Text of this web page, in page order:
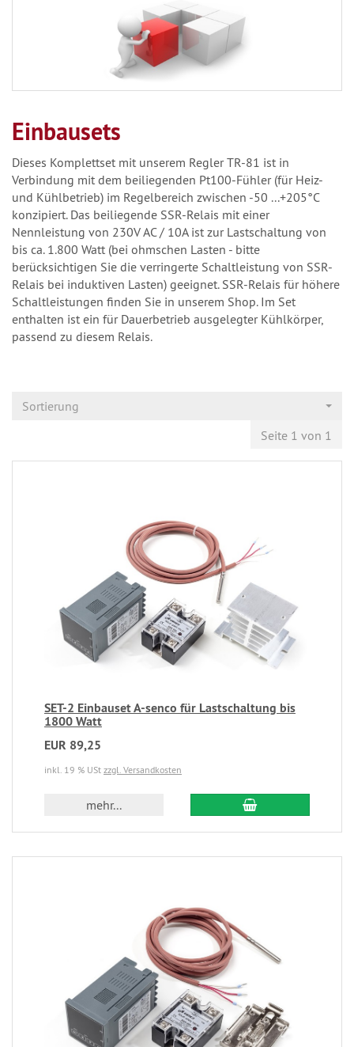
Einbausets
Dieses Komplettset mit unserem Regler TR-81 ist in
Verbindung mit dem beiliegenden Pt100-Fühler (für Heiz-
und Kühlbetrieb) im Regelbereich zwischen -50 ...+205°C
konzipiert. Das beiliegende SSR-Relais mit einer
Nennleistung von 230V AC / 10A ist zur Lastschaltung von
bis ca. 1.800 Watt (bei ohmschen Lasten - bitte
berücksichtigen Sie die verringerte Schaltleistung von SSR-
Relais bei induktiven Lasten) geeignet. SSR-Relais für höhere
Schaltleistungen finden Sie in unserem Shop. Im Set
enthalten ist ein für Dauerbetrieb ausgelegter Kühlkörper,
passend zu diesem Relais.
Sortierung
Seite 1 von 1
SET-2 Einbauset A-senco für Lastschaltung bis
1800 Watt
EUR 89,25
inkl. 19 % USt zzgl. Versandkosten
mehr...